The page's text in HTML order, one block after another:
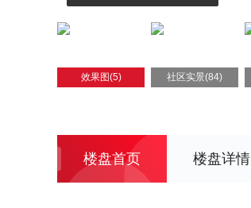
效果图(5) 社区实景(84)
楼盘首页 楼盘详情